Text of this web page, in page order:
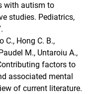
with autism to
studies. Pediatrics,
C., Hong C. B.,
M., Untaroiu A.,
factors to
associated mental
of current literature.